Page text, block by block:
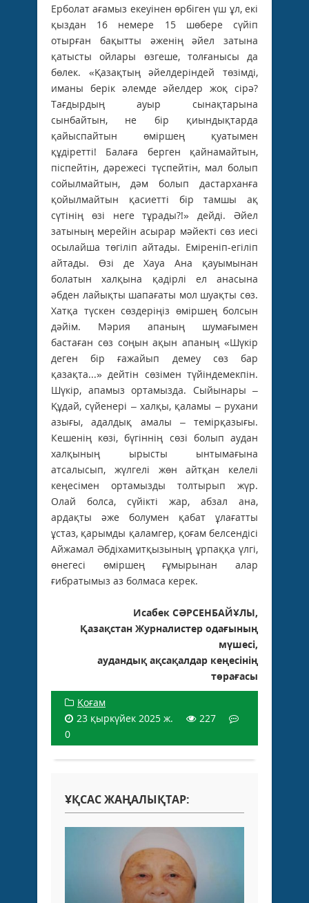
Исабек СӘРСЕНБАЙҰЛЫ,
Қазақстан Журналистер одағының
мүшесі,
аудандық ақсақалдар кеңесінің
төрағасы
Қоғам
23 қыркүйек 2025 ж.
227
0
ҰҚСАС ЖАҢАЛЫҚТАР: